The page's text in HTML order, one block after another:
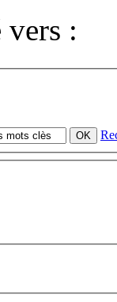
vers :